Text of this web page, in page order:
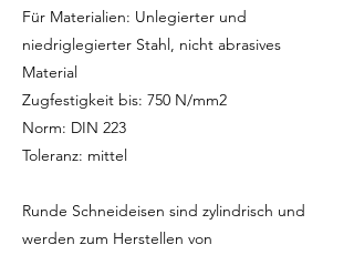
Für Materialien: Unlegierter und
niedriglegierter Stahl, nicht abrasives
Material
Zugfestigkeit bis: 750 N/mm2
Norm: DIN 223
Toleranz: mittel
Runde Schneideisen sind zylindrisch und
werden zum Herstellen von